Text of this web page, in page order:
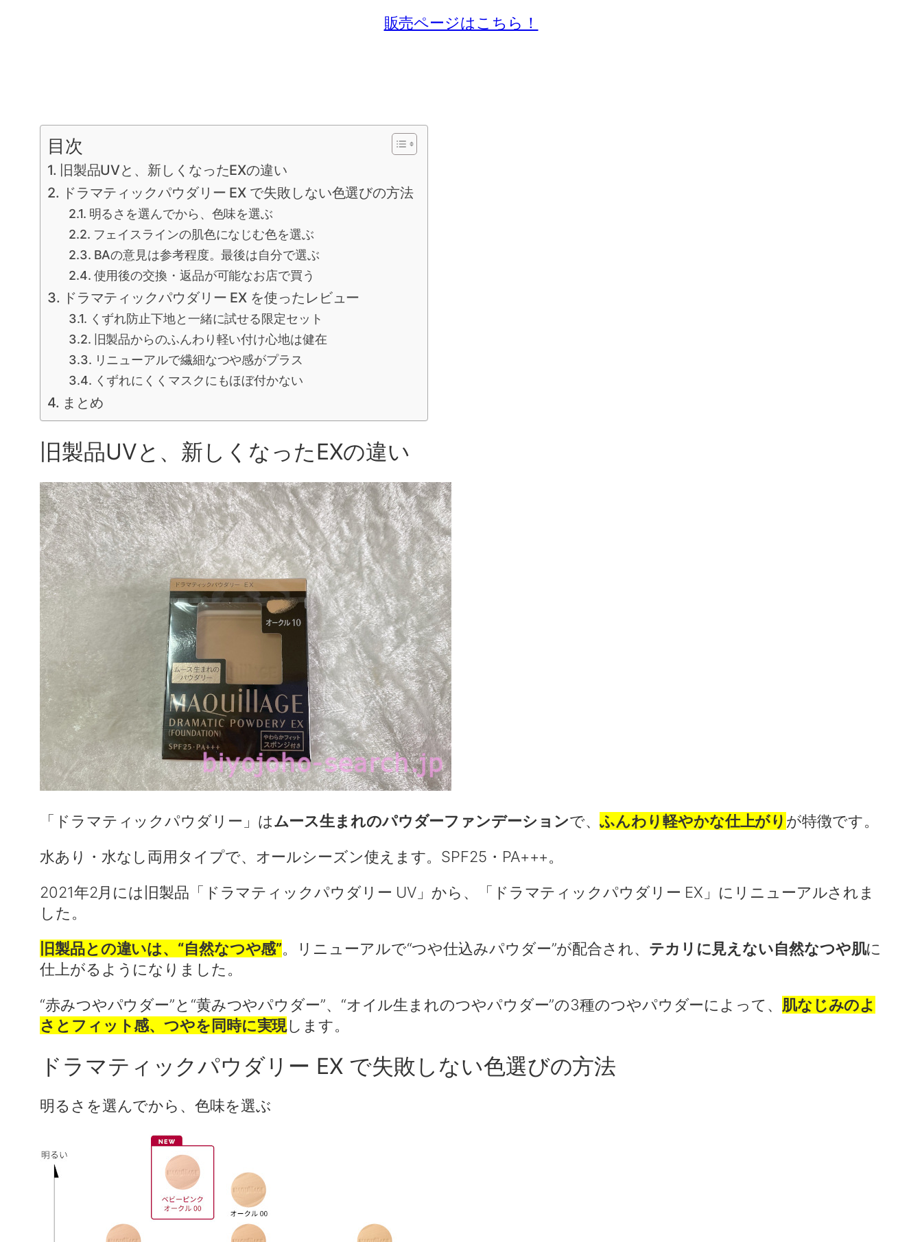
販売ページはこちら！
目次
旧製品UVと、新しくなったEXの違い
ドラマティックパウダリー EX で失敗しない色選びの方法
明るさを選んでから、色味を選ぶ
フェイスラインの肌色になじむ色を選ぶ
BAの意見は参考程度。最後は自分で選ぶ
使用後の交換・返品が可能なお店で買う
ドラマティックパウダリー EX を使ったレビュー
くずれ防止下地と一緒に試せる限定セット
旧製品からのふんわり軽い付け心地は健在
リニューアルで繊細なつや感がプラス
くずれにくくマスクにもほぼ付かない
まとめ
旧製品UVと、新しくなったEXの違い
「ドラマティックパウダリー」はムース生まれのパウダーファンデーションで、ふんわり軽やかな仕上がり が特徴です。
水あり・水なし両用タイプで、オールシーズン使えます。SPF25・PA+++。
2021年2月には旧製品「ドラマティックパウダリー UV」から、「ドラマティックパウダリー EX」にリニューアルされま
した。
旧製品との違いは、“自然なつや感”。リニューアルで“つや仕込みパウダー”が配合され、 テカリに見えない自然なつや肌に
仕上がるようになりました。
“赤みつやパウダー”と“黄みつやパウダー”、“オイル生まれのつやパウダー”の3種のつやパウダーによって、 肌なじみのよ
さとフィット感、つやを同時に実現します。
ドラマティックパウダリー EX で失敗しない色選びの方法
明るさを選んでから、色味を選ぶ